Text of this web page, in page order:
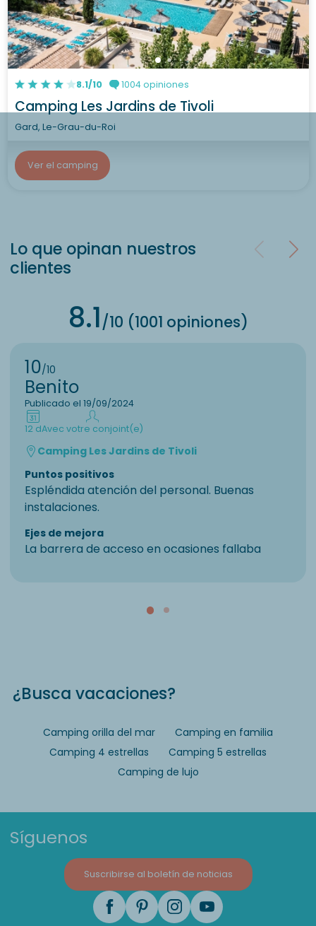
8.1/10 1004 opiniones
Camping Les Jardins de Tivoli
Gard, Le-Grau-du-Roi
Ver el camping
Lo que opinan nuestros
clientes
8.1/10 (1001 opiniones)
10/10
Benito
Publicado el 19/09/2024
12 dAvec votre conjoint(e)
Camping Les Jardins de Tivoli
Puntos positivos
Espléndida atención del personal. Buenas
instalaciones.
Ejes de mejora
La barrera de acceso en ocasiones fallaba
¿Busca vacaciones?
Camping orilla del mar
Camping en familia
Camping 4 estrellas
Camping 5 estrellas
Camping de lujo
Síguenos
Suscribirse al boletín de noticias